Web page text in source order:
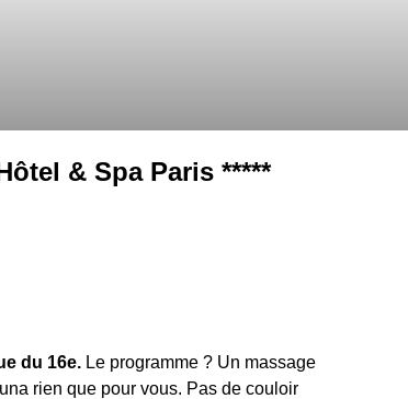
& Spa Paris *****
du 16e. Le programme ? Un massage
rien que pour vous. Pas de couloir